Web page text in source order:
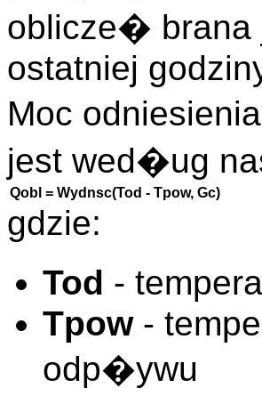
oblicze�
ostatniej
Moc
jest wed�ug
Qobl = Wydnsc(Tod - Tpow, Gc)
gdzie:
Tod -
Tpow-
odp�ywu